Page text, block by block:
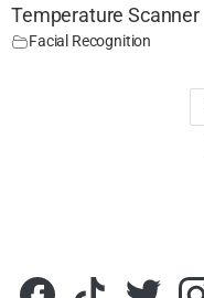
Temperature Scanner
Facial Recognition